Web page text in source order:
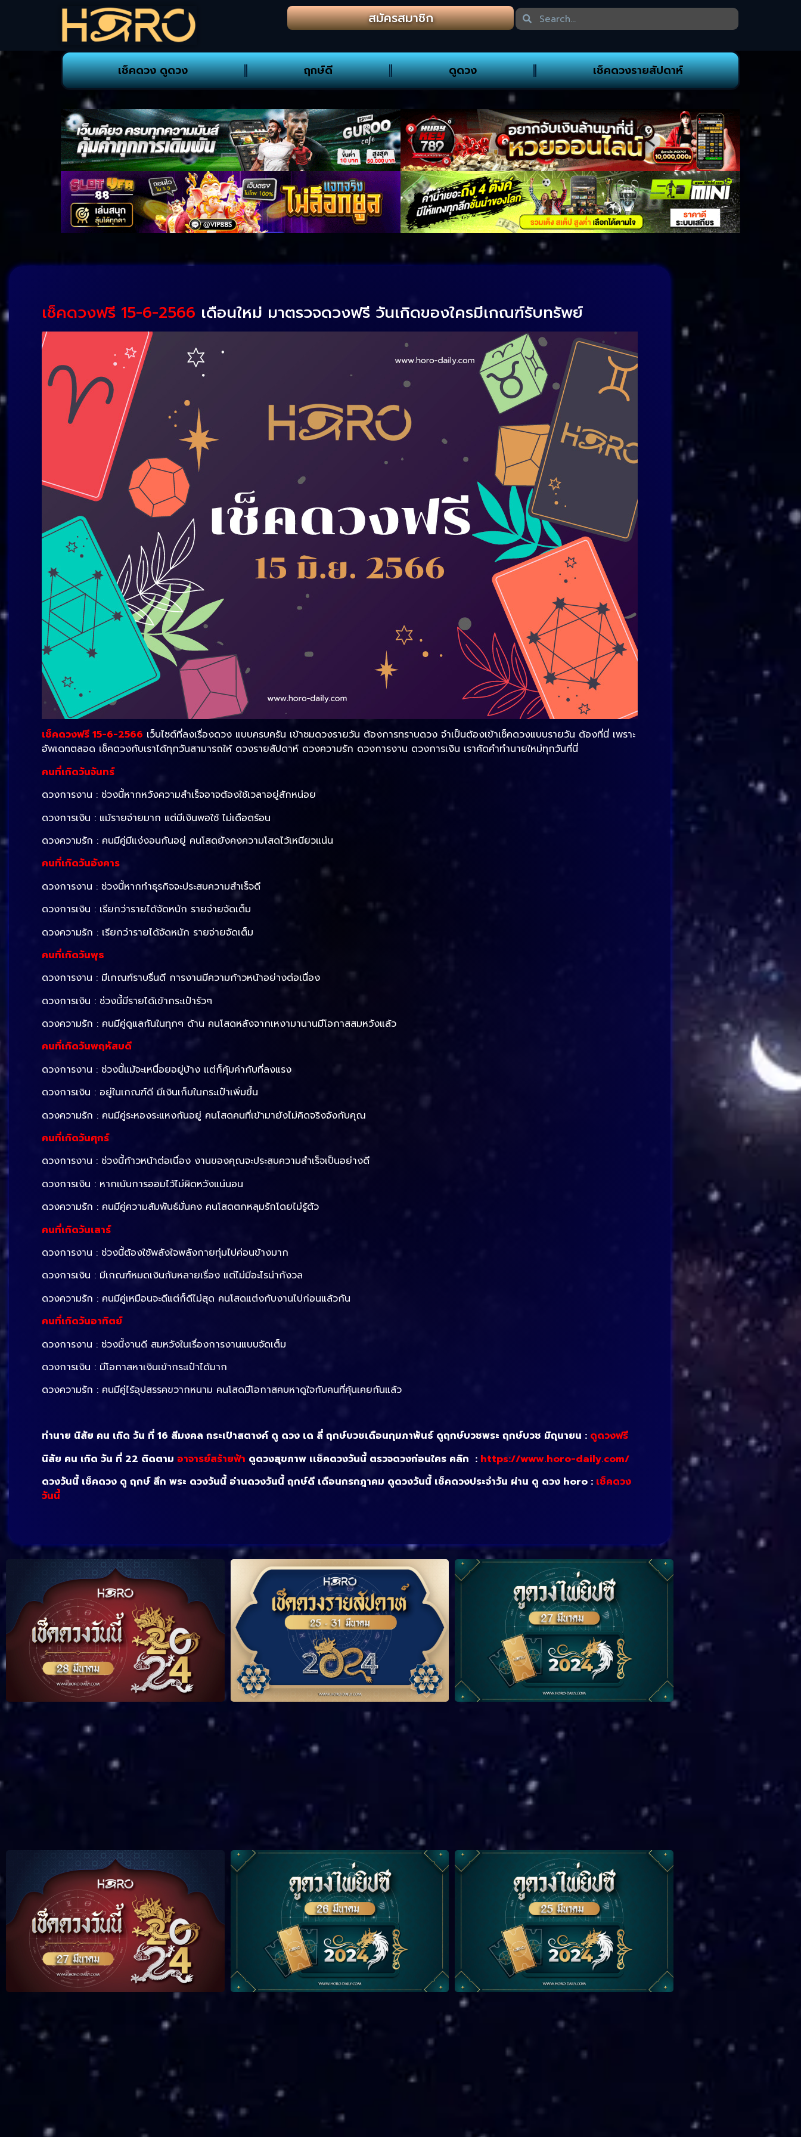
สมัครสมาชิก
เช็คดวง ดูดวง ฤกษ์ดี ดูดวง เช็คดวงรายสัปดาห์
เช็คดวงฟรี 15-6-2566 เดือนใหม่ มาตรวจดวงฟรี วันเกิดของใครมีเกณฑ์รับทรัพย์
เช็คดวงฟรี 15-6-2566 เว็บไซต์ที่ลงเรื่องดวง แบบครบครัน เข้าชมดวงรายวัน ต้องการทราบดวง จำเป็นต้องเข้าเช็คดวงแบบรายวัน ต้องที่นี่ เพราะ
อัพเดทตลอด เช็คดวงกับเราได้ทุกวันสามารถให้ ดวงรายสัปดาห์ ดวงความรัก ดวงการงาน ดวงการเงิน เราคัดคำทำนายใหม่ทุกวันที่นี่
คนที่เกิดวันจันทร์
ดวงการงาน : ช่วงนี้หากหวังความสำเร็จอาจต้องใช้เวลาอยู่สักหน่อย
ดวงการเงิน : แม้รายจ่ายมาก แต่มีเงินพอใช้ ไม่เดือดร้อน
ดวงความรัก : คนมีคู่มีแง่งอนกันอยู่ คนโสดยังคงความโสดไว้เหนียวแน่น
คนที่เกิดวันอังคาร
ดวงการงาน : ช่วงนี้หากทำธุรกิจจะประสบความสำเร็จดี
ดวงการเงิน : เรียกว่ารายได้จัดหนัก รายจ่ายจัดเต็ม
ดวงความรัก : เรียกว่ารายได้จัดหนัก รายจ่ายจัดเต็ม
คนที่เกิดวันพุธ
ดวงการงาน : มีเกณฑ์ราบรื่นดี การงานมีความก้าวหน้าอย่างต่อเนื่อง
ดวงการเงิน : ช่วงนี้มีรายได้เข้ากระเป๋ารัวๆ
ดวงความรัก : คนมีคู่ดูแลกันในทุกๆ ด้าน คนโสดหลังจากเหงามานานมีโอกาสสมหวังแล้ว
คนที่เกิดวันพฤหัสบดี
ดวงการงาน : ช่วงนี้แม้จะเหนื่อยอยู่บ้าง แต่ก็คุ้มค่ากับที่ลงแรง
ดวงการเงิน : อยู่ในเกณฑ์ดี มีเงินเก็บในกระเป๋าเพิ่มขึ้น
ดวงความรัก : คนมีคู่ระหองระแหงกันอยู่ คนโสดคนที่เข้ามายังไม่คิดจริงจังกับคุณ
คนที่เกิดวันศุกร์
ดวงการงาน : ช่วงนี้ก้าวหน้าต่อเนื่อง งานของคุณจะประสบความสำเร็จเป็นอย่างดี
ดวงการเงิน : หากเน้นการออมไว้ไม่ผิดหวังแน่นอน
ดวงความรัก : คนมีคู่ความสัมพันธ์มั่นคง คนโสดตกหลุมรักโดยไม่รู้ตัว
คนที่เกิดวันเสาร์
ดวงการงาน : ช่วงนี้ต้องใช้พลังใจพลังกายทุ่มไปค่อนข้างมาก
ดวงการเงิน : มีเกณฑ์หมดเงินกับหลายเรื่อง แต่ไม่มีอะไรน่ากังวล
ดวงความรัก : คนมีคู่เหมือนจะดีแต่ก็ดีไม่สุด คนโสดแต่งกับงานไปก่อนแล้วกัน
คนที่เกิดวันอาทิตย์
ดวงการงาน : ช่วงนี้งานดี สมหวังในเรื่องการงานแบบจัดเต็ม
ดวงการเงิน : มีโอกาสหาเงินเข้ากระเป๋าได้มาก
ดวงความรัก : คนมีคู่ไร้อุปสรรคขวากหนาม คนโสดมีโอกาสคบหาดูใจกับคนที่คุ้นเคยกันแล้ว
ทำนาย นิสัย คน เกิด วัน ที่ 16 สีมงคล กระเป๋าสตางค์ ดู ดวง เด ลี่ ฤกษ์บวชเดือนกุมภาพันธ์ ดูฤกษ์บวชพระ ฤกษ์บวช มิถุนายน : ดูดวงฟรี
นิสัย คน เกิด วัน ที่ 22 ติดตาม อาจารย์สร้ายฟ้า ดูดวงสุขภาพ เเช็คดวงวันนี้ ตรวจดวงก่อนใคร คลิก : https://www.horo-daily.com/
ดวงวันนี้ เช็คดวง ดู ฤกษ์ สึก พระ ดวงวันนี้ อ่านดวงวันนี้ ฤกษ์ดี เดือนกรกฎาคม ดูดวงวันนี้ เช็คดวงประจำวัน ผ่าน ดู ดวง horo : เช็คดวง
วันนี้